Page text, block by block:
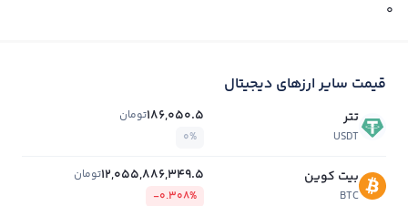
0
قیمت سایر ارزهای دیجیتال
تتر
USDT
186,050.5تومان
0%
بیت کوین
BTC
12,055,886,349.5تومان
-0.308%